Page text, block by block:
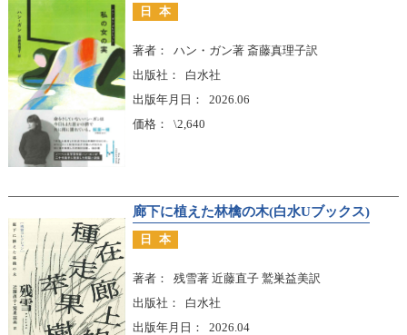
日本
著者
ハン・ガン著 斎藤真理子訳
出版社
白水社
出版年月日
2026.06
価格
\2,640
廊下に植えた林檎の木(白水Uブックス)
日本
著者
残雪著 近藤直子 鷲巣益美訳
出版社
白水社
出版年月日
2026.04